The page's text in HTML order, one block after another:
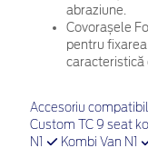
abraziune.
Covorașele
pentru
caracteristică
Accesoriu
Custom TC 9 seat
N1
Kombi Van N1